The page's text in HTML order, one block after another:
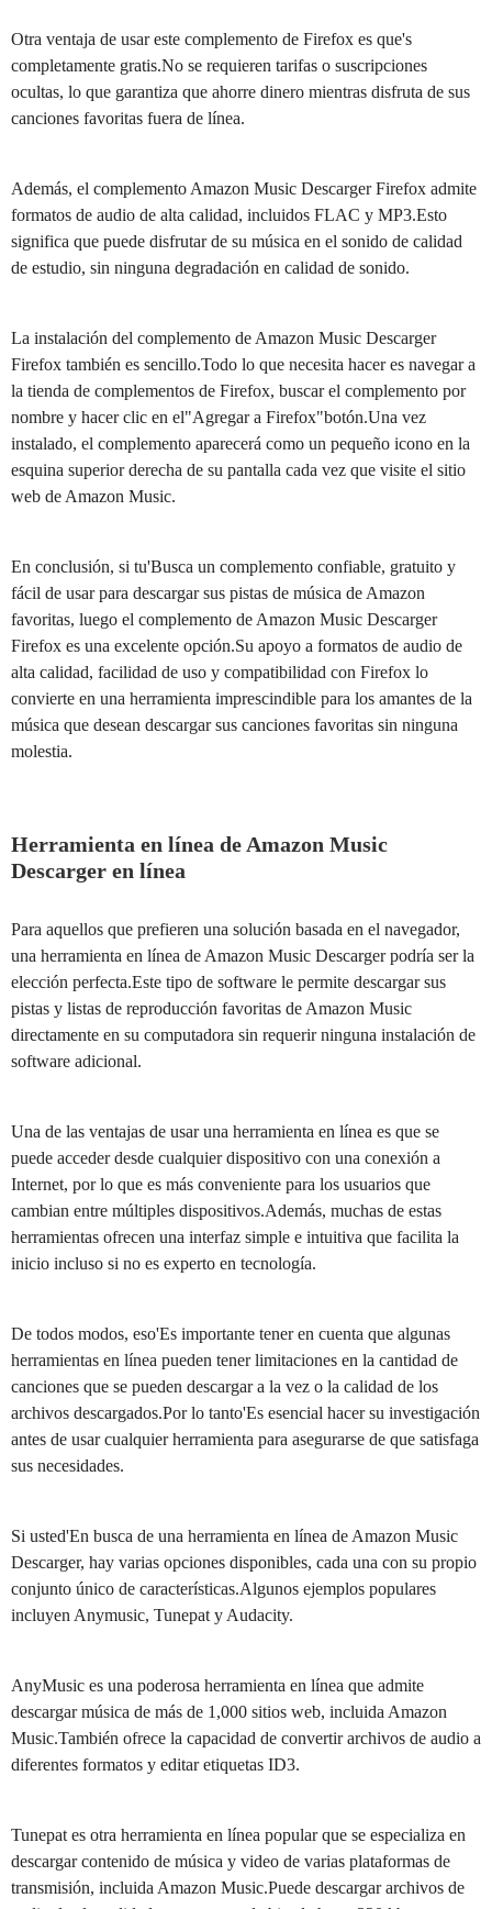
Otra ventaja de usar este complemento de Firefox es que's
completamente gratis.No se requieren tarifas o suscripciones
ocultas, lo que garantiza que ahorre dinero mientras disfruta de sus
canciones favoritas fuera de línea.
Además, el complemento Amazon Music Descarger Firefox admite
formatos de audio de alta calidad, incluidos FLAC y MP3.Esto
significa que puede disfrutar de su música en el sonido de calidad
de estudio, sin ninguna degradación en calidad de sonido.
La instalación del complemento de Amazon Music Descarger
Firefox también es sencillo.Todo lo que necesita hacer es navegar a
la tienda de complementos de Firefox, buscar el complemento por
nombre y hacer clic en el"Agregar a Firefox"botón.Una vez
instalado, el complemento aparecerá como un pequeño icono en la
esquina superior derecha de su pantalla cada vez que visite el sitio
web de Amazon Music.
En conclusión, si tu'Busca un complemento confiable, gratuito y
fácil de usar para descargar sus pistas de música de Amazon
favoritas, luego el complemento de Amazon Music Descarger
Firefox es una excelente opción.Su apoyo a formatos de audio de
alta calidad, facilidad de uso y compatibilidad con Firefox lo
convierte en una herramienta imprescindible para los amantes de la
música que desean descargar sus canciones favoritas sin ninguna
molestia.
Herramienta en línea de Amazon Music
Descarger en línea
Para aquellos que prefieren una solución basada en el navegador,
una herramienta en línea de Amazon Music Descarger podría ser la
elección perfecta.Este tipo de software le permite descargar sus
pistas y listas de reproducción favoritas de Amazon Music
directamente en su computadora sin requerir ninguna instalación de
software adicional.
Una de las ventajas de usar una herramienta en línea es que se
puede acceder desde cualquier dispositivo con una conexión a
Internet, por lo que es más conveniente para los usuarios que
cambian entre múltiples dispositivos.Además, muchas de estas
herramientas ofrecen una interfaz simple e intuitiva que facilita la
inicio incluso si no es experto en tecnología.
De todos modos, eso'Es importante tener en cuenta que algunas
herramientas en línea pueden tener limitaciones en la cantidad de
canciones que se pueden descargar a la vez o la calidad de los
archivos descargados.Por lo tanto'Es esencial hacer su investigación
antes de usar cualquier herramienta para asegurarse de que satisfaga
sus necesidades.
Si usted'En busca de una herramienta en línea de Amazon Music
Descarger, hay varias opciones disponibles, cada una con su propio
conjunto único de características.Algunos ejemplos populares
incluyen Anymusic, Tunepat y Audacity.
AnyMusic es una poderosa herramienta en línea que admite
descargar música de más de 1,000 sitios web, incluida Amazon
Music.También ofrece la capacidad de convertir archivos de audio a
diferentes formatos y editar etiquetas ID3.
Tunepat es otra herramienta en línea popular que se especializa en
descargar contenido de música y video de varias plataformas de
transmisión, incluida Amazon Music.Puede descargar archivos de